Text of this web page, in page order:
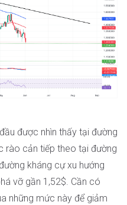
được nhìn thấy tại đường
rào cản tiếp theo tại đường
kháng cự xu hướng
vỡ gần 1,52$. Cần có
những mức này để giảm